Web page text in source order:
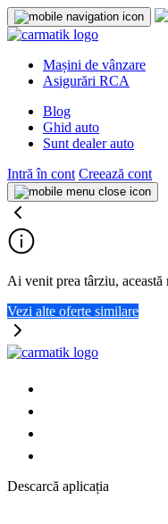
Mașini de vânzare
Asigurări RCA
Blog
Ghid auto
Sunt dealer auto
Intră în cont Creează cont
Ai venit prea târziu, această
Vezi alte oferte similare
Descarcă aplicația